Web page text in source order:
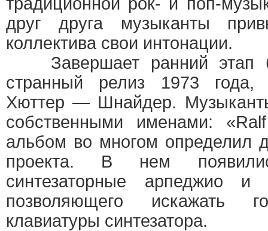
друг друга музыканты
коллектива свои интонации.
Завершает ранний этап
странный релиз 1973 года,
Хюттер — Шнайдер.
собственными именами:
альбом во многом определил
проекта. В нем
синтезаторные арпеджио и
позволяющего искажать
клавиатуры синтезатора.